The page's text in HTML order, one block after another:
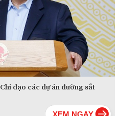
đạo các dự án đường sắt